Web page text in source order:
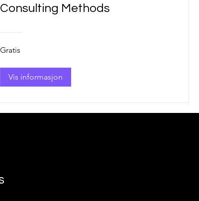
Consulting Methods
Gratis
Vis informasjon